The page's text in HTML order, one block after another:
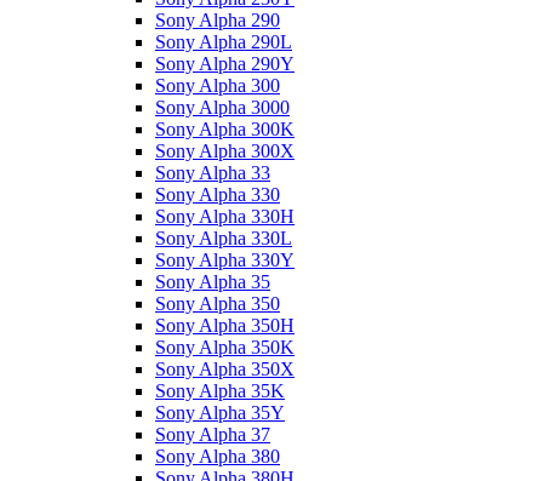
Sony Alpha 290
Sony Alpha 290L
Sony Alpha 290Y
Sony Alpha 300
Sony Alpha 3000
Sony Alpha 300K
Sony Alpha 300X
Sony Alpha 33
Sony Alpha 330
Sony Alpha 330H
Sony Alpha 330L
Sony Alpha 330Y
Sony Alpha 35
Sony Alpha 350
Sony Alpha 350H
Sony Alpha 350K
Sony Alpha 350X
Sony Alpha 35K
Sony Alpha 35Y
Sony Alpha 37
Sony Alpha 380